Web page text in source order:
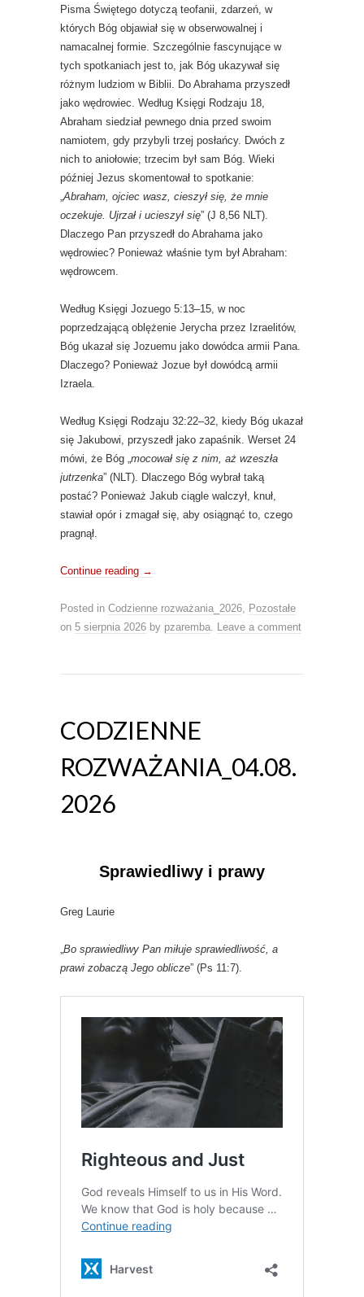
Pisma Świętego dotyczą teofanii, zdarzeń, w
których Bóg objawiał się w obserwowalnej i
namacalnej formie. Szczególnie fascynujące w
tych spotkaniach jest to, jak Bóg ukazywał się
różnym ludziom w Biblii. Do Abrahama przyszedł
jako wędrowiec. Według Księgi Rodzaju 18,
Abraham siedział pewnego dnia przed swoim
namiotem, gdy przybyli trzej posłańcy. Dwóch z
nich to aniołowie; trzecim był sam Bóg. Wieki
później Jezus skomentował to spotkanie:
„Abraham, ojciec wasz, cieszył się, że mnie
oczekuje. Ujrzał i ucieszył się” (J 8,56 NLT).
Dlaczego Pan przyszedł do Abrahama jako
wędrowiec? Ponieważ właśnie tym był Abraham:
wędrowcem.
Według Księgi Jozuego 5:13–15, w noc
poprzedzającą oblężenie Jerycha przez Izraelitów,
Bóg ukazał się Jozuemu jako dowódca armii Pana.
Dlaczego? Ponieważ Jozue był dowódcą armii
Izraela.
Według Księgi Rodzaju 32:22–32, kiedy Bóg ukazał
się Jakubowi, przyszedł jako zapaśnik. Werset 24
mówi, że Bóg „mocował się z nim, aż wzeszła
jutrzenka” (NLT). Dlaczego Bóg wybrał taką
postać? Ponieważ Jakub ciągle walczył, knuł,
stawiał opór i zmagał się, aby osiągnąć to, czego
pragnął.
Continue reading →
Posted in Codzienne rozważania_2026, Pozostałe
on 5 sierpnia 2026 by pzaremba. Leave a comment
CODZIENNE
ROZWAŻANIA_04.08.
2026
Sprawiedliwy i prawy
Greg Laurie
„Bo sprawiedliwy Pan miłuje sprawiedliwość, a
prawi zobaczą Jego oblicze” (Ps 11:7).